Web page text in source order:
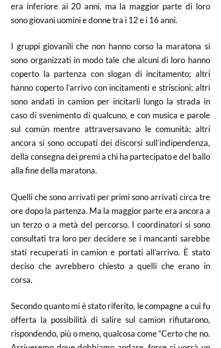
era inferiore ai 20 anni, ma la maggior parte di loro
sono giovani uomini e donne tra i 12 e i 16 anni.
I gruppi giovanili che non hanno corso la maratona si
sono organizzati in modo tale che alcuni di loro hanno
coperto la partenza con slogan di incitamento; altri
hanno coperto l’arrivo con incitamenti e striscioni; altri
sono andati in camion per incitarli lungo la strada in
caso di svenimento di qualcuno, e con musica e parole
sul común mentre attraversavano le comunità; altri
ancora si sono occupati dei discorsi sull’indipendenza,
della consegna dei premi a chi ha partecipato e del ballo
alla fine della maratona.
Quelli che sono arrivati per primi sono arrivati circa tre
ore dopo la partenza. Ma la maggior parte era ancora a
un terzo o a metà del percorso. I coordinatori si sono
consultati tra loro per decidere se i mancanti sarebbe
stati recuperati in camion e portati all’arrivo. È stato
deciso che avrebbero chiesto a quelli che erano in
corsa.
Secondo quanto mi è stato riferito, le compagne a cui fu
offerta la possibilità di salire sul camion rifiutarono,
rispondendo, più o meno, qualcosa come “Certo che no.